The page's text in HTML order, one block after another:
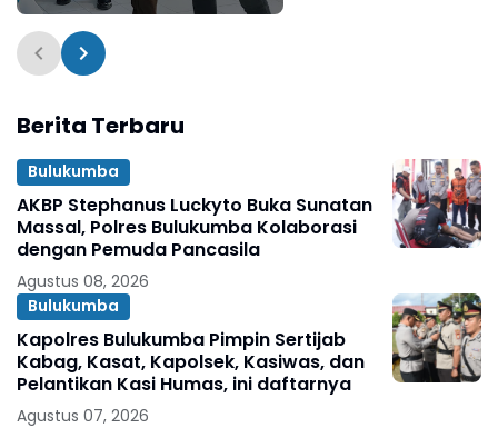
Berita Terbaru
Bulukumba
AKBP Stephanus Luckyto Buka Sunatan
Massal, Polres Bulukumba Kolaborasi
dengan Pemuda Pancasila
Agustus 08, 2026
Bulukumba
Kapolres Bulukumba Pimpin Sertijab
Kabag, Kasat, Kapolsek, Kasiwas, dan
Pelantikan Kasi Humas, ini daftarnya
Agustus 07, 2026